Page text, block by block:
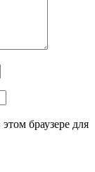
браузере для